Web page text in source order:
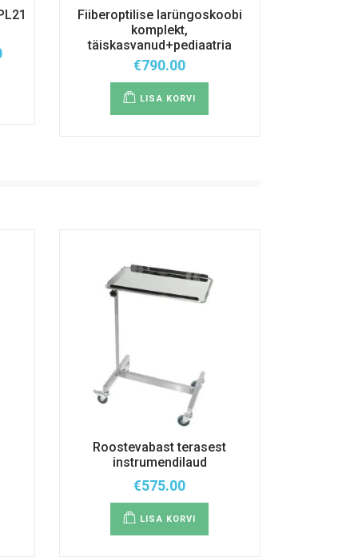
Fiiberoptilise larüngoskoobi
komplekt,
täiskasvanud+pediaatria
€790.00
LISA KORVI
Roostevabast terasest
instrumendilaud
€575.00
LISA KORVI